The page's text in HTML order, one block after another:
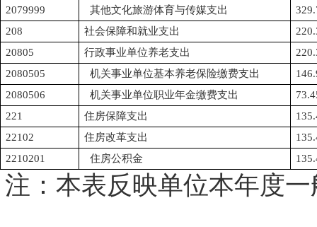
2079999
其他文化旅游体育与传媒支出
208
社会保障和就业支出
20805
行政事业单位养老支出
2080505
机关事业单位基本养老保险缴费支出
2080506
机关事业单位职业年金缴费支出
221
住房保障支出
22102
住房改革支出
2210201
住房公积金
注：本表反映单位本年度